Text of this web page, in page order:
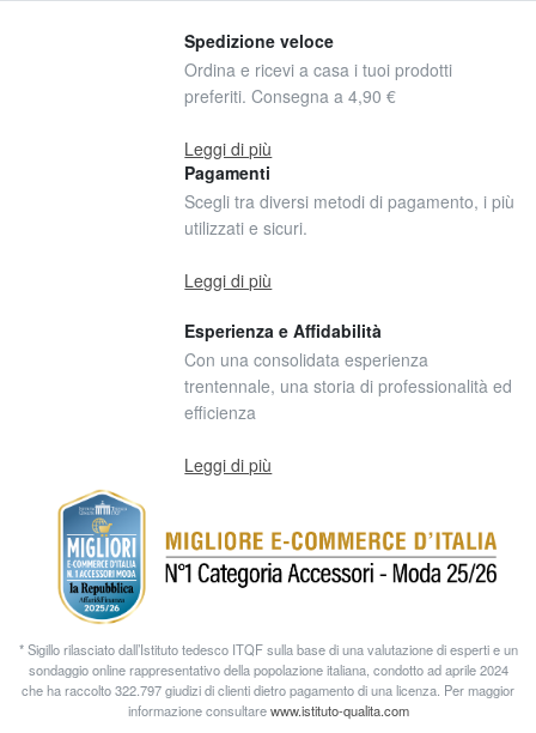
Spedizione veloce
Ordina e ricevi a casa i tuoi prodotti
preferiti. Consegna a 4,90 €
Leggi di più
Pagamenti
Scegli tra diversi metodi di pagamento, i più
utilizzati e sicuri.
Leggi di più
Esperienza e Affidabilità
Con una consolidata esperienza
trentennale, una storia di professionalità ed
efficienza
Leggi di più
* Sigillo rilasciato dall’Istituto tedesco ITQF sulla base di una valutazione di esperti e un
sondaggio online rappresentativo della popolazione italiana, condotto ad aprile 2024
che ha raccolto 322.797 giudizi di clienti dietro pagamento di una licenza. Per maggior
informazione consultarewww.istituto-qualita.com